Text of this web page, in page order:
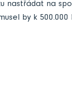
nastřádat na
by k 500.000